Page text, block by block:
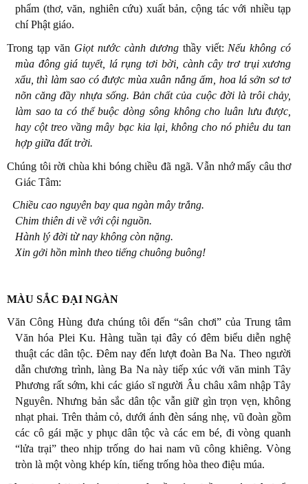
phẩm (thơ, văn, nghiên cứu) xuất bản, cộng tác với nhiều tạp
chí Phật giáo.
Trong tạp văn Giọt nước cành dươngthầy viết: Nếu không có
mùa đông giá tuyết, lá rụng tơi bời, cành cây trơ trụi xương
xẩu, thì làm sao có được mùa xuân nắng ấm, hoa lá sởn sơ tơ
nõn căng đầy nhựa sống. Bản chất của cuộc đời là trôi chảy,
làm sao ta có thể buộc dòng sông không cho luân lưu được,
hay cột treo vầng mây bạc kia lại, không cho nó phiêu du tan
hợp giữa đất trời.
Chúng tôi rời chùa khi bóng chiều đã ngã. Vẫn nhớ mấy câu thơ
Giác Tâm:
Chiều cao nguyên bay qua ngàn mây trắng.
Chim thiên di về với cội nguồn.
Hành lý đời từ nay không còn nặng.
Xin gởi hồn mình theo tiếng chuông buông!
MÀU SẮC ĐẠI NGÀN
Văn Công Hùng đưa chúng tôi đến “sân chơi” của Trung tâm
Văn hóa Plei Ku. Hàng tuần tại đây có đêm biểu diễn nghệ
thuật các dân tộc. Đêm nay đến lượt đoàn Ba Na. Theo người
dẫn chương trình, làng Ba Na này tiếp xúc với văn minh Tây
Phương rất sớm, khi các giáo sĩ người Âu châu xâm nhập Tây
Nguyên. Nhưng bản sắc dân tộc vẫn giữ gìn trọn vẹn, không
nhạt phai. Trên thảm cỏ, dưới ánh đèn sáng nhẹ, vũ đoàn gồm
các cô gái mặc y phục dân tộc và các em bé, đi vòng quanh
“lửa trại” theo nhịp trống do hai nam vũ công khiêng. Vòng
tròn là một vòng khép kín, tiếng trống hòa theo điệu múa.